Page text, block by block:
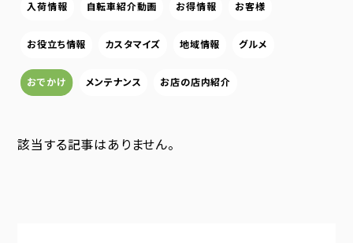
入荷情報 自転車紹介動画 お得情報 お客様
お役立ち情報 カスタマイズ 地域情報 グルメ
おでかけ メンテナンス お店の店内紹介
該当する記事はありません。